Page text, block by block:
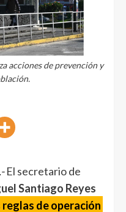
acciones de prevención y
El secretario de
Santiago Reyes
reglas de operación